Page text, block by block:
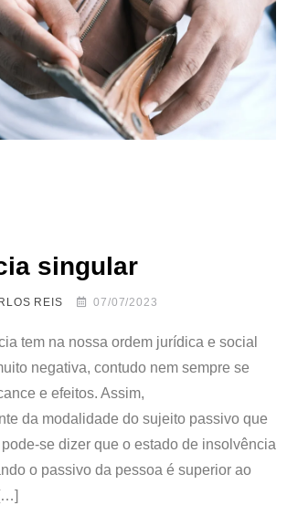
singular
REIS 07/07/2023
tem na nossa ordem jurídica e social
negativa, contudo nem sempre se
e efeitos. Assim,
da modalidade do sujeito passivo que
se dizer que o estado de insolvência
o passivo da pessoa é superior ao